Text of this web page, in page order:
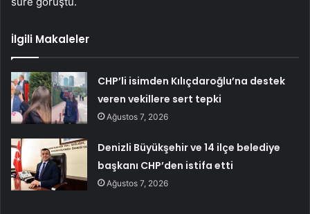
İlgili Makaleler
CHP’li isimden Kılıçdaroğlu’na destek
veren vekillere sert tepki
Ağustos 7, 2026
Denizli Büyükşehir ve 14 ilçe belediye
başkanı CHP’den istifa etti
Ağustos 7, 2026